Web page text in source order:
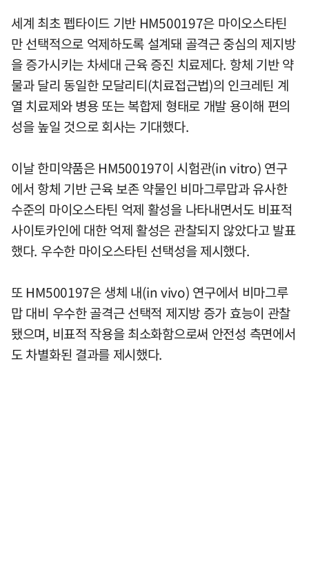
세계 최초 펩타이드 기반 HM500197은 마이오스타틴
만 선택적으로 억제하도록 설계돼 골격근 중심의 제지방
을 증가시키는 차세대 근육 증진 치료제다. 항체 기반 약
물과 달리 동일한 모달리티(치료접근법)의 인크레틴 계
열 치료제와 병용 또는 복합제 형태로 개발 용이해 편의
성을 높일 것으로 회사는 기대했다.
이날 한미약품은 HM500197이 시험관(in vitro) 연구
에서 항체 기반 근육 보존 약물인 비마그루맙과 유사한
수준의 마이오스타틴 억제 활성을 나타내면서도 비표적
사이토카인에 대한 억제 활성은 관찰되지 않았다고 발표
했다. 우수한 마이오스타틴 선택성을 제시했다.
또 HM500197은 생체 내(in vivo) 연구에서 비마그루
맙 대비 우수한 골격근 선택적 제지방 증가 효능이 관찰
됐으며, 비표적 작용을 최소화함으로써 안전성 측면에서
도 차별화된 결과를 제시했다.